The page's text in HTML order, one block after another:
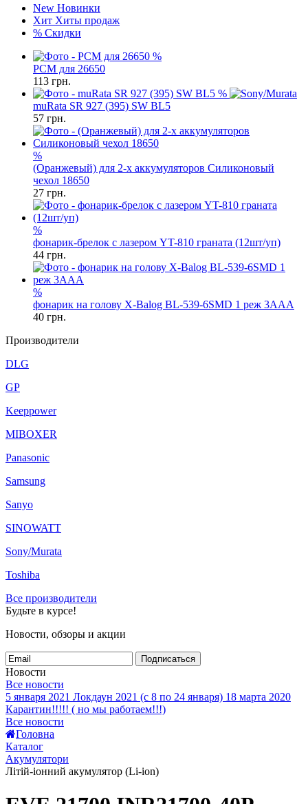
New Новинки
Хит Хиты продаж
% Скидки
%
PCM для 26650
113 грн.
%
muRata SR 927 (395) SW BL5
57 грн.
%
(Оранжевый) для 2-х аккумуляторов Силиконовый
чехол 18650
27 грн.
%
фонарик-брелок с лазером YT-810 граната (12шт/уп)
44 грн.
%
фонарик на голову X-Balog BL-539-6SMD 1 реж 3AAA
40 грн.
Производители
DLG
GP
Keeppower
MIBOXER
Panasonic
Samsung
Sanyo
SINOWATT
Sony/Murata
Toshiba
Все производители
Будьте в курсе!
Новости, обзоры и акции
Подписаться
Новости
Все новости
5 января 2021 Локдаун 2021 (с 8 по 24 января) 18 марта 2020
Карантин!!!!! ( но мы работаем!!!)
Все новости
Головна
Каталог
Акумулятори
Літій-іонний акумулятор (Li-ion)